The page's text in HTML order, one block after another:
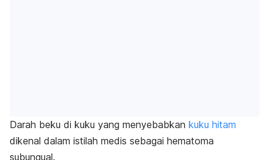
Darah beku di kuku yang menyebabkan kuku hitam
dikenal dalam istilah medis sebagai hematoma
subungual.